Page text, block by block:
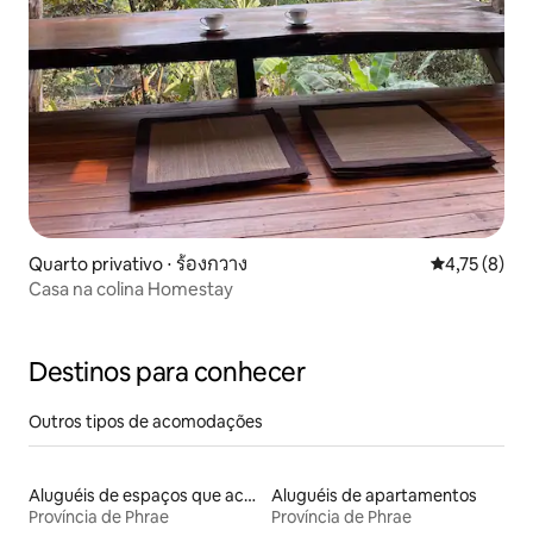
Quarto privativo ⋅ ร้องกวาง 4,75 de
4,75 (8)
Casa na colina Homestay
Destinos para conhecer
Outros tipos de acomodações
Aluguéis de espaços que aceitam animais de estimação
Província de Phrae
Aluguéis de apartamentos
Província de Phrae